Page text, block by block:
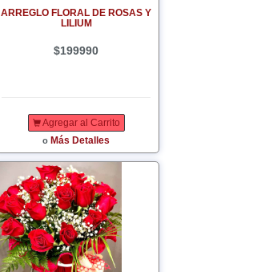
ARREGLO FLORAL DE ROSAS Y
LILIUM
$199990
Agregar al Carrito
o Más Detalles